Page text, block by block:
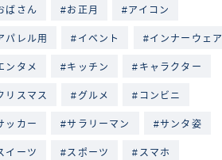
ばさん お正月 アイコン
パレル用 イベント インナーウェア
ンタメ キッチン キャラクター
リスマス グルメ コンビニ
ッカー サラリーマン サンタ姿
イーツ スポーツ スマホ